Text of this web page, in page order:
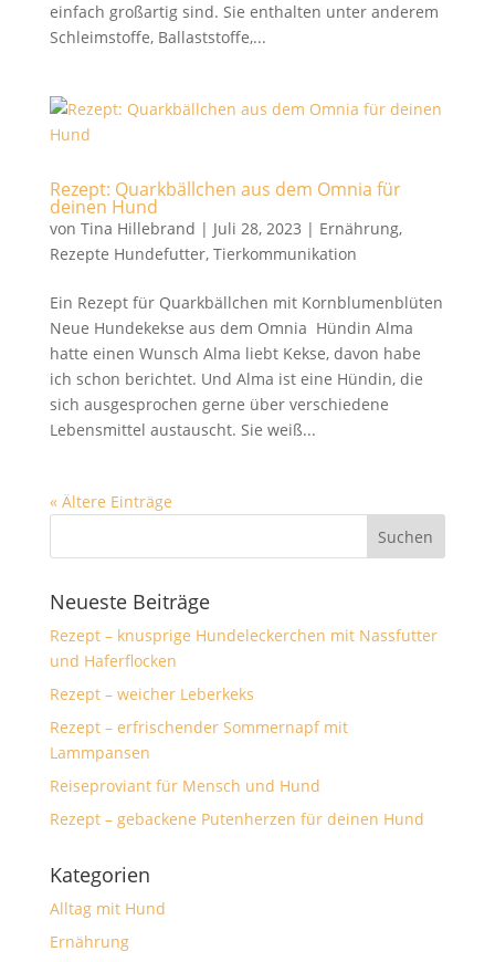
einfach großartig sind. Sie enthalten unter anderem
Schleimstoffe, Ballaststoffe,...
Rezept: Quarkbällchen aus dem Omnia für
deinen Hund
von Tina Hillebrand | Juli 28, 2023 | Ernährung,
Rezepte Hundefutter, Tierkommunikation
Ein Rezept für Quarkbällchen mit Kornblumenblüten
Neue Hundekekse aus dem Omnia Hündin Alma
hatte einen Wunsch Alma liebt Kekse, davon habe
ich schon berichtet. Und Alma ist eine Hündin, die
sich ausgesprochen gerne über verschiedene
Lebensmittel austauscht. Sie weiß...
« Ältere Einträge
Neueste Beiträge
Rezept – knusprige Hundeleckerchen mit Nassfutter
und Haferflocken
Rezept – weicher Leberkeks
Rezept – erfrischender Sommernapf mit
Lammpansen
Reiseproviant für Mensch und Hund
Rezept – gebackene Putenherzen für deinen Hund
Kategorien
Alltag mit Hund
Ernährung